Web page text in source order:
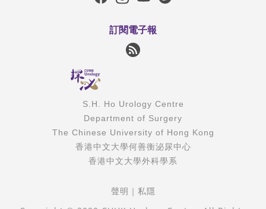
訂閱電子報
S.H. Ho Urology Centre
Department of Surgery
The Chinese University of Hong Kong
香港中文大學何善衡泌尿中心
香港中文大學外科學系
聲明 ｜ 私隱